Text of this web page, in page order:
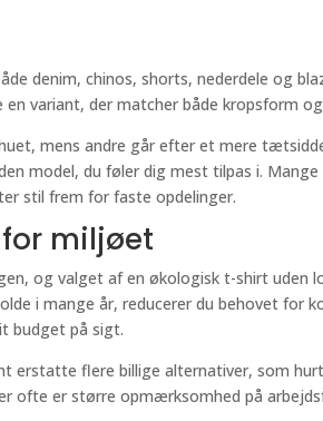
denim, chinos, shorts, nederdele og
en variant, der matcher både kropsform
mens andre går efter et mere
model, du føler dig mest tilpas i. Mange
stil frem for faste opdelinger.
miljøet
og valget af en økologisk t-shirt uden
i mange år, reducerer du behovet for
budget på sigt.
erstatte flere billige alternativer, som
ofte er større opmærksomhed på